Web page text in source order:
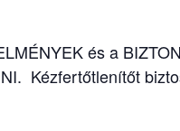
és a
Kézfertőtlenítőt